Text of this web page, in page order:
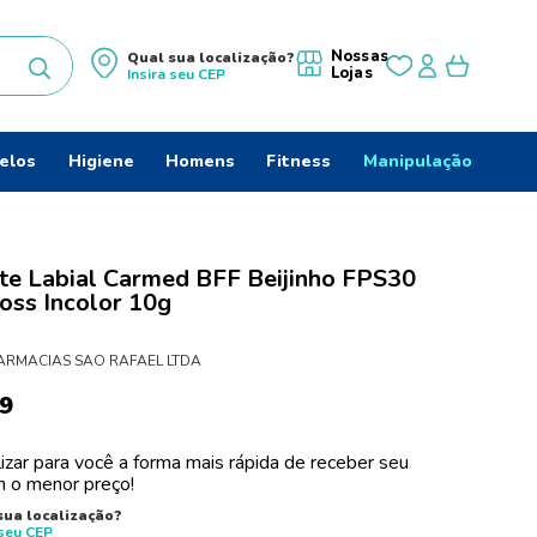
Qual sua localização?
Insira seu CEP
Nossas
Lojas
Higiene Homens Fitness Manipulação
Labial Carmed BFF Beijinho FPS30
Incolor 10g
SAO RAFAEL LTDA
para você a forma mais rápida de receber seu
o menor preço!
localização?
CEP